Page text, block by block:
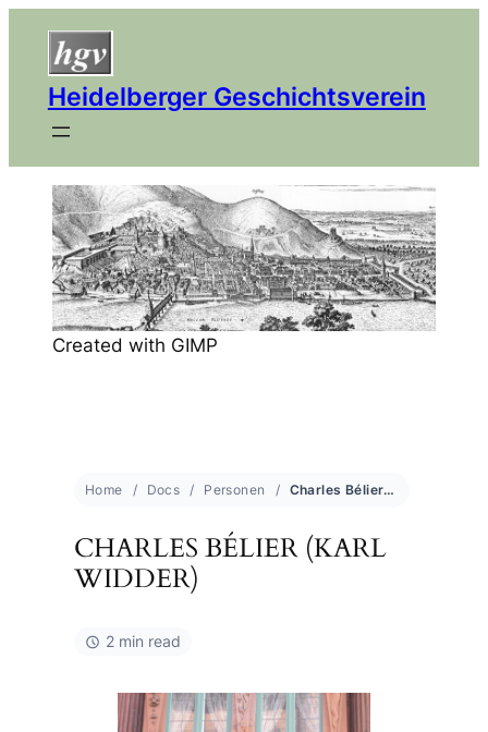
Heidelberger Geschichtsverein
Created with GIMP
Home Docs Personen Charles Bélier (Karl Widder)
CHARLES BÉLIER (KARL
WIDDER)
2 min read